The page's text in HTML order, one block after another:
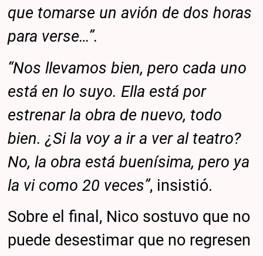
que tomarse un avión de dos horas
para verse…”.
“Nos llevamos bien, pero cada uno
está en lo suyo. Ella está por
estrenar la obra de nuevo, todo
bien. ¿Si la voy a ir a ver al teatro?
No, la obra está buenísima, pero ya
la vi como 20 veces”, insistió.
Sobre el final, Nico sostuvo que no
puede desestimar que no regresen